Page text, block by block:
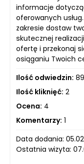
informacje
oferowanych
zakresie dostaw
skutecznej
ofertę i przekonaj
osiąganiu Twoich
Ilość odwiedzin:
Ilość kliknięć: 2
Ocena: 4
Komentarzy: 1
Data dodania:
Ostatnia wizyta: